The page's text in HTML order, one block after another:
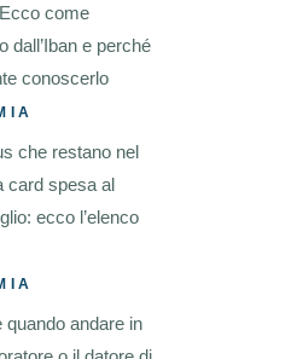
come
dall’Iban e perché
conoscerlo
che restano nel
card spesa al
ecco l’elenco
quando andare in